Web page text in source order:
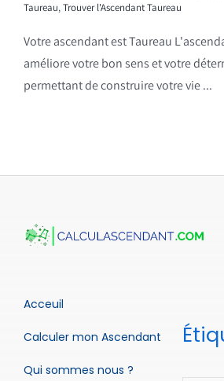
Taureau,Trouver l'Ascendant Taureau
Votre ascendant est Taureau
améliore votre bon sens et votre
permettant de construire votre vie ...
Acceuil
Calculer mon Ascendant
Qui sommes nous ?